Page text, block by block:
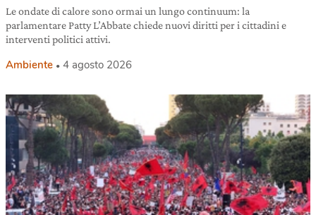
Le ondate di calore sono ormai un lungo continuum: la
parlamentare Patty L’Abbate chiede nuovi diritti per i cittadini e
interventi politici attivi.
Ambiente 4 agosto 2026